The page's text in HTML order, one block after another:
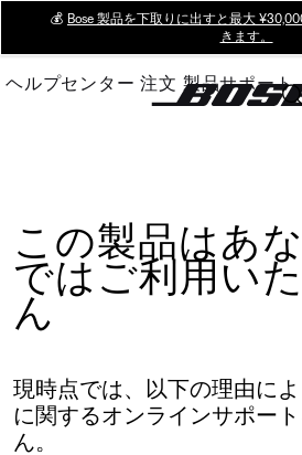
Main
💰 Bose 製品を下取りに出すと最大
きます。
ヘルプセンター 注文 製品サポート
この製品はあ
ではご利用い
ん
現時点では、以下の理由に
に関するオンラインサポー
ん。